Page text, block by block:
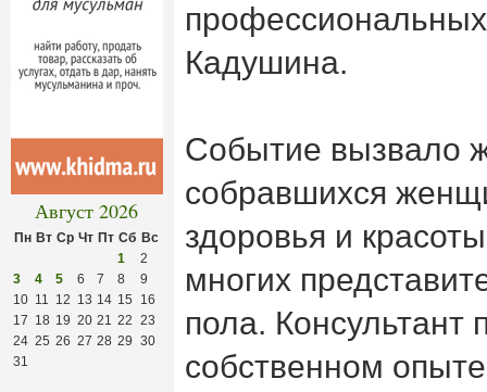
Август 2026
Пн Вт Ср Чт Пт Сб Вс
1
2
3
4 5 6 7 8
9
10 11 12 13 14 15
16
17 18 19 20 21 22 23
24 25 26 27 28 29 30
31
Кадушина.
Событие вызвало
собравшихся
здоровья и
многих
пола. Консультант
собственном